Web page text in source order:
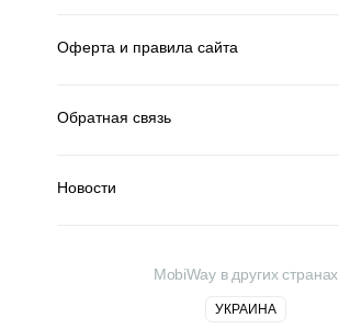
Оферта и правила сайта
Обратная связь
Новости
MobiWay в других странах
УКРАИНА